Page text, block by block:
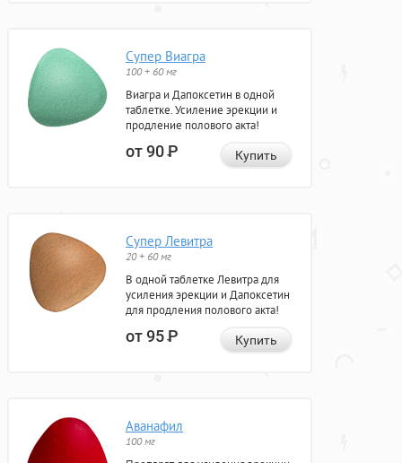
Супер Виагра
100 + 60 мг
Виагра и Дапоксетин в одной
таблетке. Усиление эрекции и
продление полового акта!
от 90Р Купить
Супер Левитра
20 + 60 мг
В одной таблетке Левитра для
усиления эрекции и Дапоксетин
для продления полового акта!
от 95Р Купить
Аванафил
100 мг